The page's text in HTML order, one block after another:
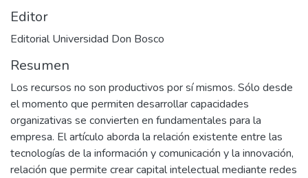
Editor
Editorial Universidad Don Bosco
Resumen
Los recursos no son productivos por sí mismos. Sólo desde
el momento que permiten desarrollar capacidades
organizativas se convierten en fundamentales para la
empresa. El artículo aborda la relación existente entre las
tecnologías de la información y comunicación y la innovación,
relación que permite crear capital intelectual mediante redes